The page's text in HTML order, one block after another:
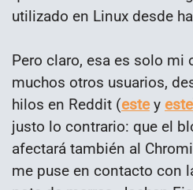
utilizado en Linux desde
Pero claro, esa es solo
muchos otros usuarios,
hilos en Reddit (estey este
justo lo contrario: que el
afectará también al
me puse en contacto con